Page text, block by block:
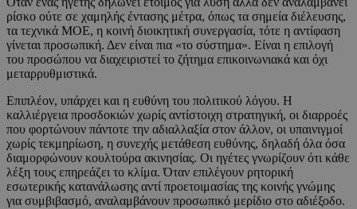
ρίσκο ούτε σε χαμηλής έντασης μέτρα, όπως τα σημεία διέλευσης,
τα τεχνικά ΜΟΕ, η κοινή διοικητική συνεργασία, τότε η αντίφαση
γίνεται προσωπική. Δεν είναι πια «το σύστημα». Είναι η επιλογή
του προσώπου να διαχειριστεί το ζήτημα επικοινωνιακά και όχι
μεταρρυθμιστικά.
Επιπλέον, υπάρχει και η ευθύνη του πολιτικού λόγου. Η
καλλιέργεια προσδοκιών χωρίς αντίστοιχη στρατηγική, οι διαρροές
που φορτώνουν πάντοτε την αδιαλλαξία στον άλλον, οι υπαινιγμοί
χωρίς τεκμηρίωση, η συνεχής μετάθεση ευθύνης, δηλαδή όλα όσα
διαμορφώνουν κουλτούρα ακινησίας. Οι ηγέτες γνωρίζουν ότι κάθε
λέξη τους επηρεάζει το κλίμα. Όταν επιλέγουν ρητορική
εσωτερικής κατανάλωσης αντί προετοιμασίας της κοινής γνώμης
για συμβιβασμό, αναλαμβάνουν προσωπικό μερίδιο στο αδιέξοδο.